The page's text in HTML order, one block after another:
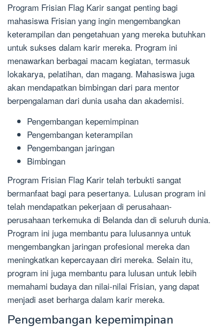
Program Frisian Flag Karir sangat penting bagi
mahasiswa Frisian yang ingin mengembangkan
keterampilan dan pengetahuan yang mereka butuhkan
untuk sukses dalam karir mereka. Program ini
menawarkan berbagai macam kegiatan, termasuk
lokakarya, pelatihan, dan magang. Mahasiswa juga
akan mendapatkan bimbingan dari para mentor
berpengalaman dari dunia usaha dan akademisi.
Pengembangan kepemimpinan
Pengembangan keterampilan
Pengembangan jaringan
Bimbingan
Program Frisian Flag Karir telah terbukti sangat
bermanfaat bagi para pesertanya. Lulusan program ini
telah mendapatkan pekerjaan di perusahaan-
perusahaan terkemuka di Belanda dan di seluruh dunia.
Program ini juga membantu para lulusannya untuk
mengembangkan jaringan profesional mereka dan
meningkatkan kepercayaan diri mereka. Selain itu,
program ini juga membantu para lulusan untuk lebih
memahami budaya dan nilai-nilai Frisian, yang dapat
menjadi aset berharga dalam karir mereka.
Pengembangan kepemimpinan